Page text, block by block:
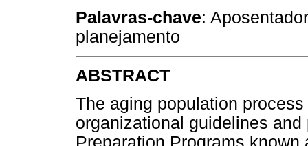
Palavras-chave:
planejamento
ABSTRACT
The aging population
organizational guidelines
Preparation Programs